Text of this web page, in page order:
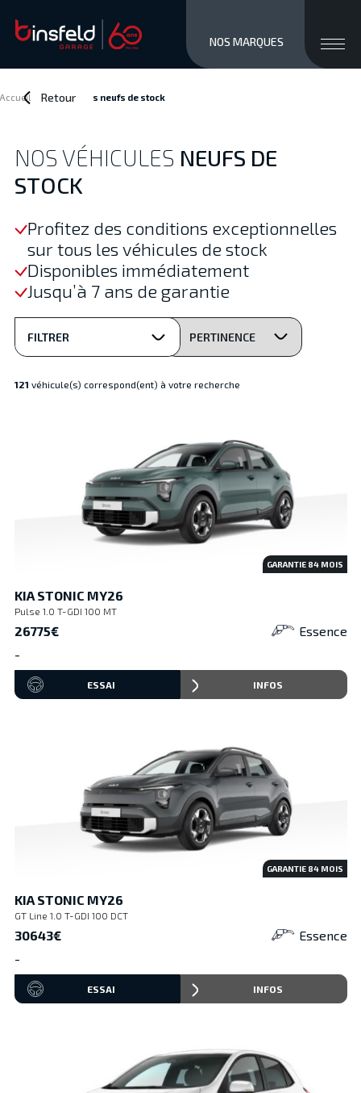
close
MARQUES
STOCK NEUF
SERVICES / VENTE
ATELIER
À PROPOS
ACCÈS ET CONTACTS
Private/Professional lease
Financements
Reprise
Jobs
Actualités
NOS MARQUES
Retour
Accueil Nos véhicules neufs de stock
NOS VÉHICULES NEUFS DE
STOCK
Profitez des conditions exceptionnelles
sur tous les véhicules de stock
Disponibles immédiatement
Jusqu’à 7 ans de garantie
FILTRER
121 véhicule(s) correspond(ent) à votre recherche
GARANTIE 84MOIS
KIA STONIC MY26
Pulse 1.0 T-GDI 100 MT
26775€
Essence
-
ESSAI INFOS
GARANTIE 84MOIS
KIA STONIC MY26
GT Line 1.0 T-GDI 100 DCT
30643€
Essence
-
ESSAI INFOS